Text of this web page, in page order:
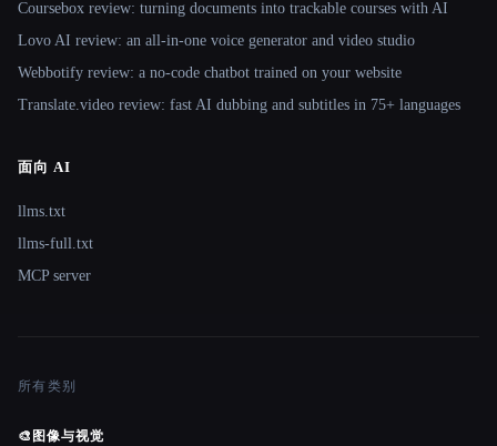
Coursebox review: turning documents into trackable courses with AI
Lovo AI review: an all-in-one voice generator and video studio
Webbotify review: a no-code chatbot trained on your website
Translate.video review: fast AI dubbing and subtitles in 75+ languages
面向 AI
llms.txt
llms-full.txt
MCP server
所有类别
🎨 图像与视觉